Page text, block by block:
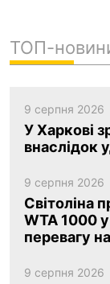
ТОП-
9 серпня 2026
У Харкові
внаслідок
9 серпня 2026
Світоліна
WTA 1000
перевагу
9 серпня 2026